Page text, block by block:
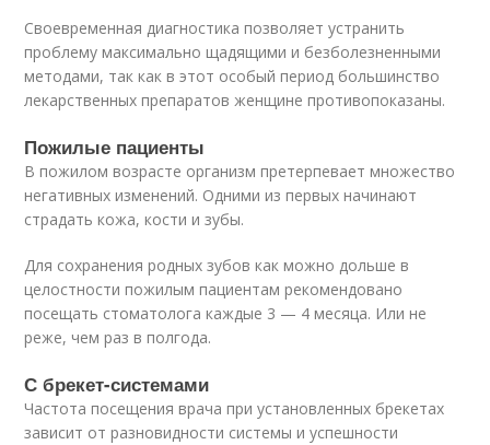
Своевременная диагностика позволяет устранить
проблему максимально щадящими и безболезненными
методами, так как в этот особый период большинство
лекарственных препаратов женщине противопоказаны.
Пожилые пациенты
В пожилом возрасте организм претерпевает множество
негативных изменений. Одними из первых начинают
страдать кожа, кости и зубы.
Для сохранения родных зубов как можно дольше в
целостности пожилым пациентам рекомендовано
посещать стоматолога каждые 3 — 4 месяца. Или не
реже, чем раз в полгода.
С брекет-системами
Частота посещения врача при установленных брекетах
зависит от разновидности системы и успешности